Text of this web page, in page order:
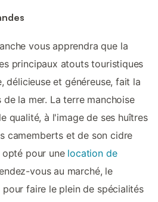
vous apprendra que la
principaux atouts touristiques
délicieuse et généreuse, fait la
la mer. La terre manchoise
qualité, à l'image de ses huîtres
camemberts et de son cidre
pour une location de
vous au marché, le
faire le plein de spécialités